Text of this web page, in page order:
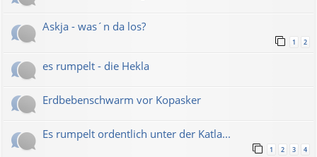
Askja - was´n da los?
1 2
es rumpelt - die Hekla
Erdbebenschwarm vor Kopasker
Es rumpelt ordentlich unter der Katla...
1 2 3 4